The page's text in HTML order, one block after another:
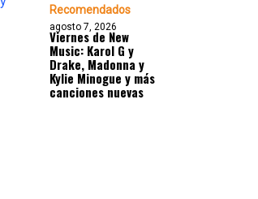
Recomendados
agosto 7, 2026
Viernes de New
Music: Karol G y
Drake, Madonna y
Kylie Minogue y más
canciones nuevas